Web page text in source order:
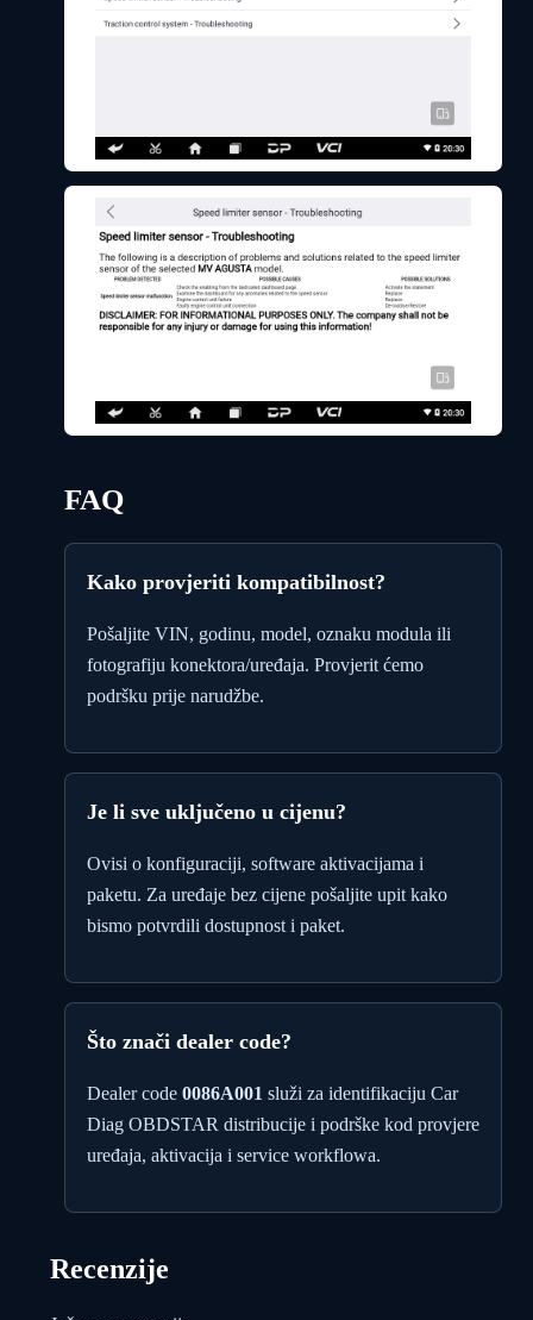
FAQ
Kako provjeriti kompatibilnost?
Pošaljite VIN, godinu, model, oznaku modula ili
fotografiju konektora/uređaja. Provjerit ćemo
podršku prije narudžbe.
Je li sve uključeno u cijenu?
Ovisi o konfiguraciji, software aktivacijama i
paketu. Za uređaje bez cijene pošaljite upit kako
bismo potvrdili dostupnost i paket.
Što znači dealer code?
Dealer code 0086A001 služi za identifikaciju Car
Diag OBDSTAR distribucije i podrške kod provjere
uređaja, aktivacija i service workflowa.
Recenzije